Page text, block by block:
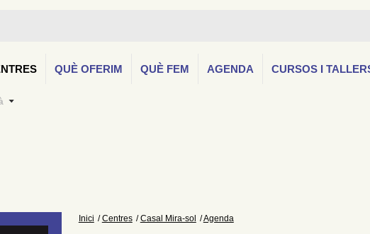
QUÈ OFERIM QUÈ FEM AGENDA CURSOS I
Inici Centres Casal Mira-sol Agenda